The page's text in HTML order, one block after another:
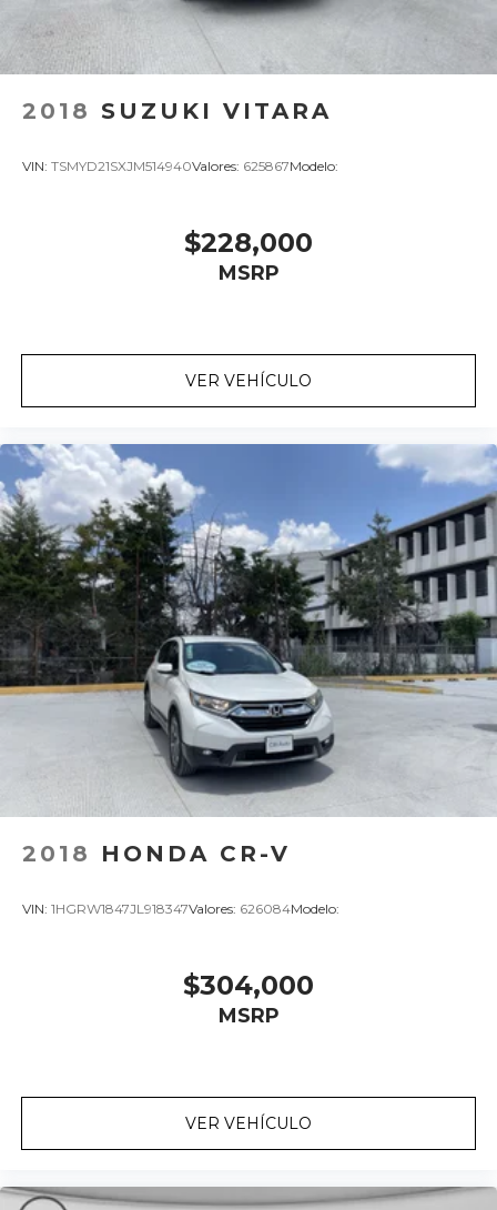
2018 SUZUKI VITARA
VIN: TSMYD21SXJM514940Valores: 625867Modelo:
$228,000
MSRP
VER VEHÍCULO
2018 HONDA CR-V
VIN: 1HGRW1847JL918347Valores: 626084Modelo:
$304,000
MSRP
VER VEHÍCULO